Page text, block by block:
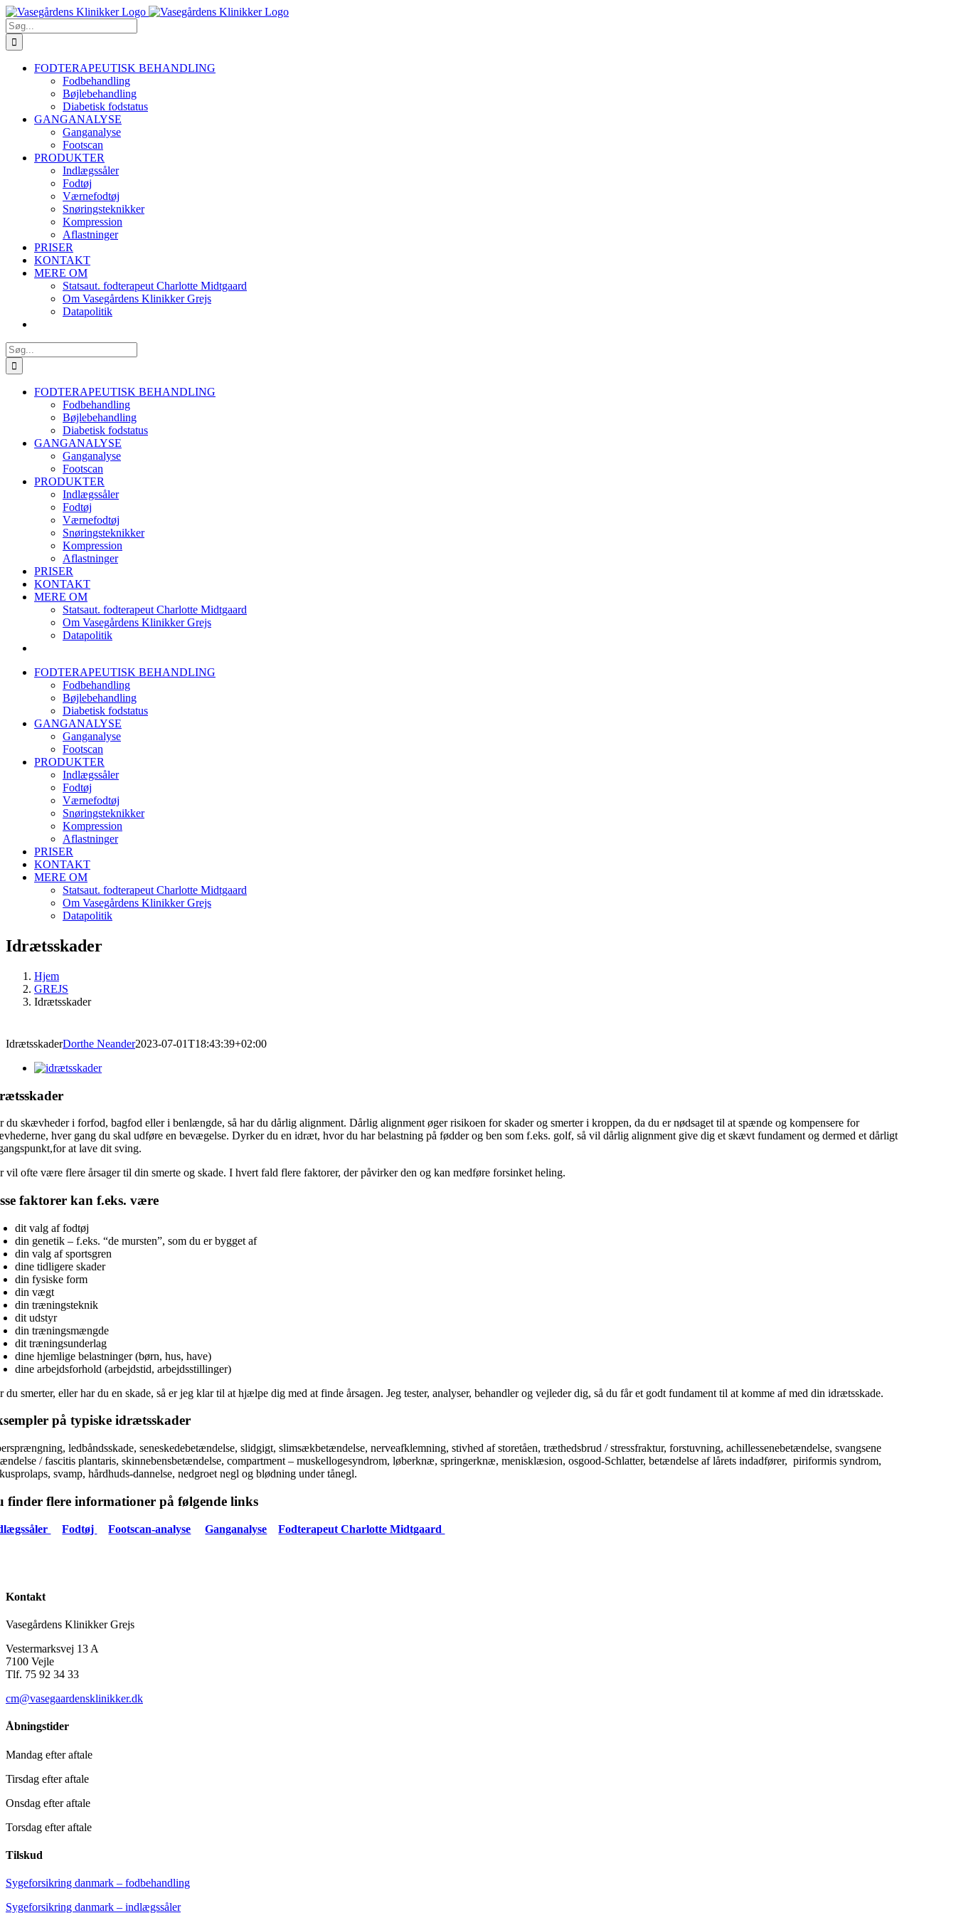
Skip
to
content
Facebook
YouTube
Instagram
E-
mail
Phone
Søg
efter:
FODTERAPEUTISK BEHANDLING
Fodbehandling
Bøjlebehandling
Diabetisk fodstatus
GANGANALYSE
Ganganalyse
Footscan
PRODUKTER
Indlægssåler
Fodtøj
Værnefodtøj
Snøringsteknikker
Kompression
Aflastninger
PRISER
KONTAKT
MERE OM
Statsaut. fodterapeut Charlotte Midtgaard
Om Vasegårdens Klinikker Grejs
Datapolitik
Søg
efter:
FODTERAPEUTISK BEHANDLING
Fodbehandling
Bøjlebehandling
Diabetisk fodstatus
GANGANALYSE
Ganganalyse
Footscan
PRODUKTER
Indlægssåler
Fodtøj
Værnefodtøj
Snøringsteknikker
Kompression
Aflastninger
PRISER
KONTAKT
MERE OM
Statsaut. fodterapeut Charlotte Midtgaard
Om Vasegårdens Klinikker Grejs
Datapolitik
FODTERAPEUTISK BEHANDLING
Fodbehandling
Bøjlebehandling
Diabetisk fodstatus
GANGANALYSE
Ganganalyse
Footscan
PRODUKTER
Indlægssåler
Fodtøj
Værnefodtøj
Snøringsteknikker
Kompression
Aflastninger
PRISER
KONTAKT
MERE OM
Statsaut. fodterapeut Charlotte Midtgaard
Om Vasegårdens Klinikker Grejs
Datapolitik
Idrætsskader
Hjem
GREJS
Idrætsskader
IdrætsskaderDorthe Neander2023-07-01T18:43:39+02:00
du skævheder i forfod, bagfod eller i benlængde, så har du dårlig alignment. Dårlig alignment øger risikoen for skader og smerter i kroppen, da du er nødsaget til at spænde og kompensere for
hver gang du skal udføre en bevægelse. Dyrker du en idræt, hvor du har belastning på fødder og ben som f.eks. golf, så vil dårlig alignment give dig et skævt fundament og dermed et dårligt
at lave dit sving.
vil ofte være flere årsager til din smerte og skade. I hvert fald flere faktorer, der påvirker den og kan medføre forsinket heling.
faktorer kan f.eks. være
dit valg af fodtøj
din genetik – f.eks. “de mursten”, som du er bygget af
din valg af sportsgren
dine tidligere skader
din fysiske form
din vægt
din træningsteknik
dit udstyr
din træningsmængde
dit træningsunderlag
dine hjemlige belastninger (børn, hus, have)
dine arbejdsforhold (arbejdstid, arbejdsstillinger)
du smerter, eller har du en skade, så er jeg klar til at hjælpe dig med at finde årsagen. Jeg tester, analyser, behandler og vejleder dig, så du får et godt fundament til at komme af med din idrætsskade.
på typiske idrætsskader
ledbåndsskade, seneskedebetændelse, slidgigt, slimsækbetændelse, nerveafklemning, stivhed af storetåen, træthedsbrud / stressfraktur, forstuvning, achillessenebetændelse, svangsene
/ fascitis plantaris, skinnebensbetændelse, compartment – muskellogesyndrom, løberknæ, springerknæ, menisklæsion, osgood-Schlatter, betændelse af lårets indadfører, piriformis syndrom,
svamp, hårdhuds-dannelse, nedgroet negl og blødning under tånegl.
finder flere informationer på følgende links
Fodtøj Footscan-analyse Ganganalyse Fodterapeut Charlotte Midtgaard
Kontakt
Vasegårdens Klinikker Grejs
Vestermarksvej 13 A
7100 Vejle
Tlf. 75 92 34 33
cm@vasegaardensklinikker.dk
Åbningstider
Mandag efter aftale
Tirsdag efter aftale
Onsdag efter aftale
Torsdag efter aftale
Tilskud
Sygeforsikring danmark – fodbehandling
Sygeforsikring danmark – indlægssåler